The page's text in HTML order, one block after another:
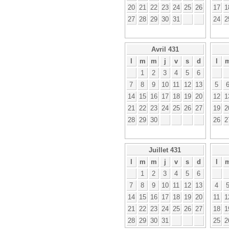
20 21 22 23 24 25
26
27
28 29 30 31
17
24
Avril 431
l
m m j v s
d
1
2 3 4 5
6
7
8 9 10 11 12
13
14
15 16 17 18 19
20
21
22 23 24 25 26
27
28
29 30
l
5
6
12
19
26
Juillet 431
l
m m j v s
d
1
2 3 4 5
6
7
8 9 10 11 12
13
14
15 16 17 18 19
20
21
22 23 24 25 26
27
28
29 30 31
l
4
5
11
18
25